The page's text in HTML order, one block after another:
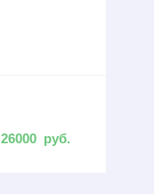
26000 руб.